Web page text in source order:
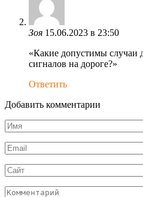
Зоя 15.06.2023 в 23:50
«Какие допустимы случаи
сигналов на дороге?»
Ответить
Добавить комментарии
Имя
*
Email
*
Сайт
Комментарий